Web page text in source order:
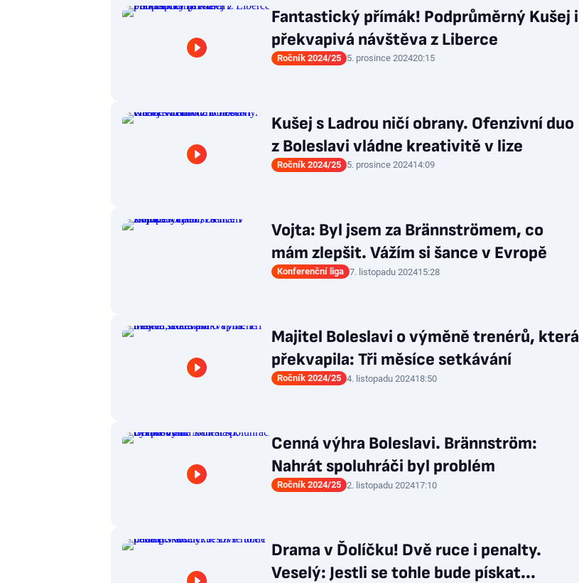
Fantastický přímák! Podprůměrný Kušej i
překvapivá návštěva z Liberce
Ročník 2024/25 5. prosince 202420:15
Kušej s Ladrou ničí obrany. Ofenzivní duo
z Boleslavi vládne kreativitě v lize
Ročník 2024/25 5. prosince 202414:09
Vojta: Byl jsem za Brännströmem, co
mám zlepšit. Vážím si šance v Evropě
Konferenční liga 7. listopadu 202415:28
Majitel Boleslavi o výměně trenérů, která
překvapila: Tři měsíce setkávání
Ročník 2024/25 4. listopadu 202418:50
Cenná výhra Boleslavi. Brännström:
Nahrát spoluhráči byl problém
Ročník 2024/25 2. listopadu 202417:10
Drama v Ďolíčku! Dvě ruce i penalty.
Veselý: Jestli se tohle bude pískat...